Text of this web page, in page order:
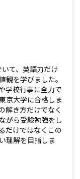
て、英語力だけ
観を学びました。
学校行事に全力で
京大学に合格しま
解き方だけでなく
がら受験勉強をし
だけではなくこの
理解を目指しま